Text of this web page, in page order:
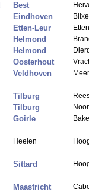
Best
Eindhoven
Etten-Leur
Helmond
Helmond
Oosterhout
Veldhoven
Tilburg
Tilburg
Goirle
Heelen
Sittard
Maastricht